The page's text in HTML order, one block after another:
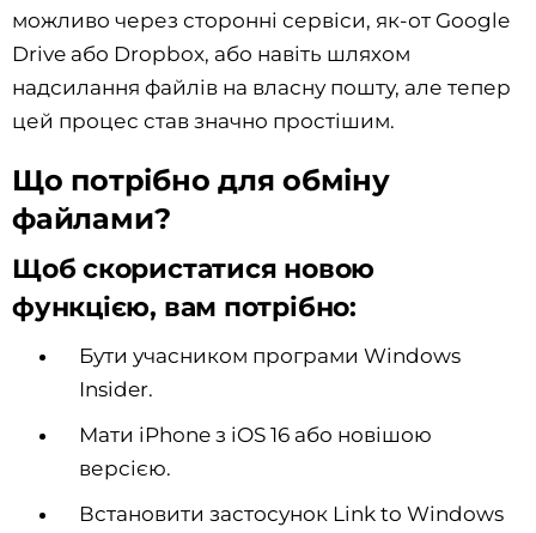
можливо через сторонні сервіси, як-от Google
Drive або Dropbox, або навіть шляхом
надсилання файлів на власну пошту, але тепер
цей процес став значно простішим.
Що потрібно для обміну
файлами?
Щоб скористатися новою
функцією, вам потрібно:
Бути учасником програми Windows
Insider.
Мати iPhone з iOS 16 або новішою
версією.
Встановити застосунок Link to Windows